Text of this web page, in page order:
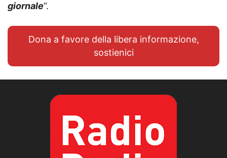
giornale“.
Dona a favore della libera informazione,
sostienici